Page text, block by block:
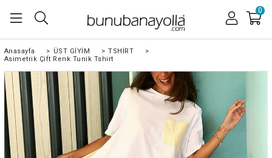
0
Anasayfa > ÜST GİYİM > TSHİRT
>
Asimetrik Çift Renk Tunik Tshirt